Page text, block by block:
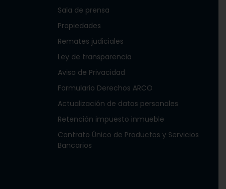
Sala de prensa
Propiedades
Remates judiciales
Ley de transparencia
Aviso de Privacidad
Formulario Derechos ARCO
Actualización de datos personales
Retención impuesto inmueble
Contrato Único de Productos y Servicios
Bancarios